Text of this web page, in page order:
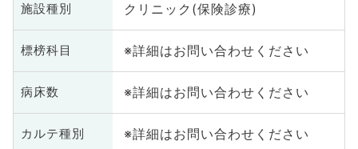
施設種別 クリニック(保険診療)
標榜科目 ※詳細はお問い合わせください
病床数 ※詳細はお問い合わせください
カルテ種別 ※詳細はお問い合わせください